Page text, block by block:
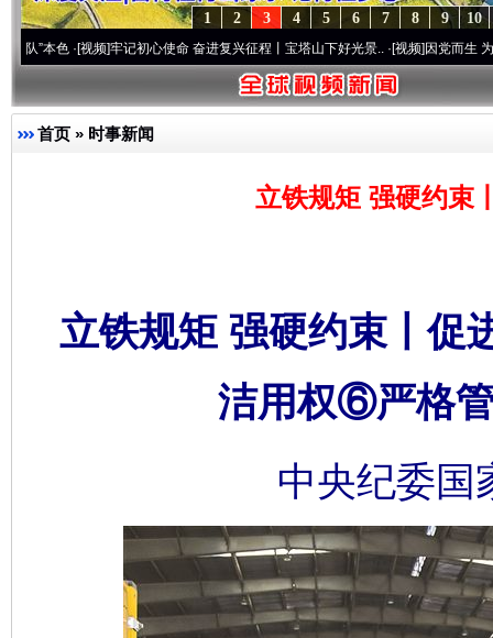
10
9
8
7
6
5
4
3
2
1
视频]牢记初心使命 奋进复兴征程丨宝塔山下好光景..·[视频]因党而生 为党而战——
首页 » 时事新闻
立铁规矩 强硬约束
立铁规矩 强硬约束丨促
洁用权⑥严格
中央纪委国